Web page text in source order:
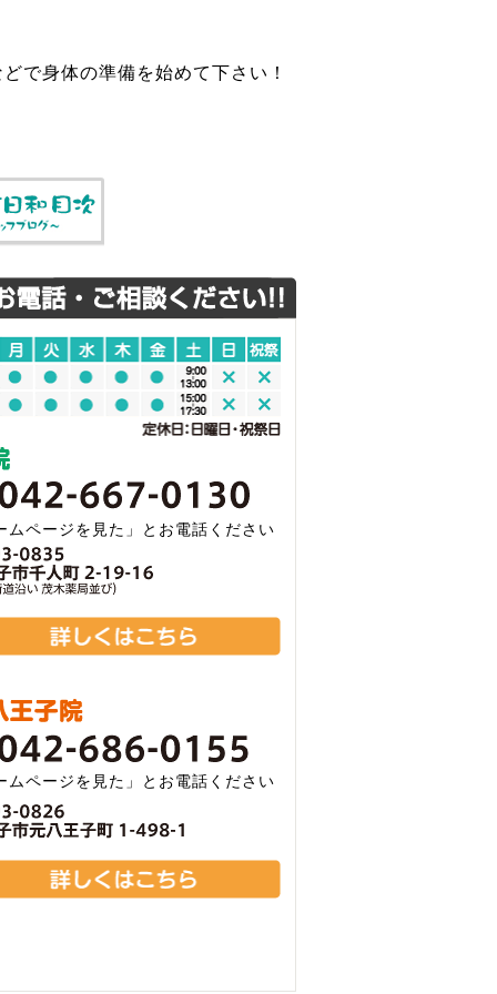
で身体の準備を始めて下さい！
ムページを見た」とお電話ください
ムページを見た」とお電話ください